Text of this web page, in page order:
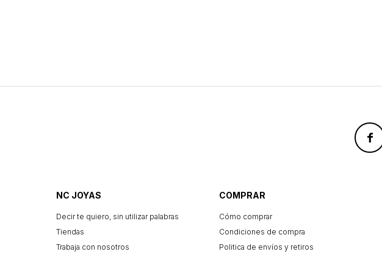

NC JOYAS
Decir te quiero, sin utilizar palabras
Tiendas
Trabaja con nosotros
COMPRAR
Cómo comprar
Condiciones de compra
Politica de envíos y retiros